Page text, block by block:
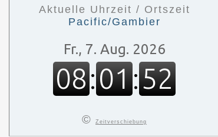
Aktuelle Uhrzeit / Ortszeit
Pacific/Gambier
© Zeitverschiebung